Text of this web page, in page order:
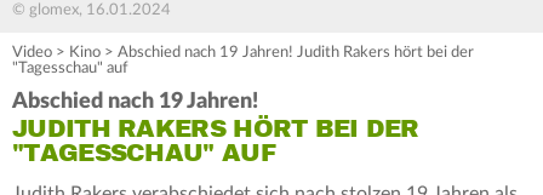
© glomex, 16.01.2024
Video > Kino > Abschied nach 19 Jahren! Judith Rakers hört bei der
"Tagesschau" auf
Abschied nach 19 Jahren!
JUDITH RAKERS HÖRT BEI DER
"TAGESSCHAU" AUF